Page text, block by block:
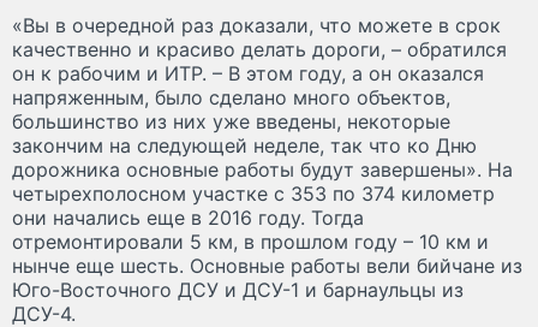
«Вы в очередной раз доказали, что можете в срок
качественно и красиво делать дороги, – обратился
он к рабочим и ИТР. – В этом году, а он оказался
напряженным, было сделано много объектов,
большинство из них уже введены, некоторые
закончим на следующей неделе, так что ко Дню
дорожника основные работы будут завершены». На
четырехполосном участке с 353 по 374 километр
они начались еще в 2016 году. Тогда
отремонтировали 5 км, в прошлом году – 10 км и
нынче еще шесть. Основные работы вели бийчане из
Юго-Восточного ДСУ и ДСУ-1 и барнаульцы из
ДСУ-4.